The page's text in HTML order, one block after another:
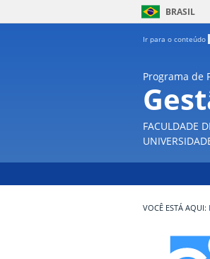
BRASIL
Ir para o conteúdo
Programa de
FACULDADE